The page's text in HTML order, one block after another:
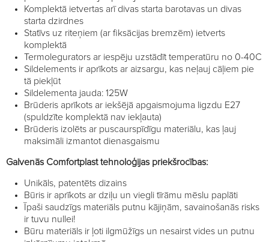
Komplektā ietvertas arī divas starta barotavas un divas
starta dzirdnes
Statīvs uz riteņiem (ar fiksācijas bremzēm) ietverts
komplektā
Termolegurators ar iespēju uzstādīt temperatūru no 0-40C
Sildelements ir aprīkots ar aizsargu, kas neļauj cāļiem pie
tā piekļūt
Sildelementa jauda: 125W
Brūderis aprīkots ar iekšējā apgaismojuma ligzdu E27
(spuldzīte komplektā nav iekļauta)
Brūderis izolēts ar puscaurspīdīgu materiālu, kas ļauj
maksimāli izmantot dienasgaismu
Galvenās Comfortplast tehnoloģijas priekšrocības:
Unikāls, patentēts dizains
Būris ir aprīkots ar dziļu un viegli tīrāmu mēslu paplāti
Īpaši saudzīgs materiāls putnu kājiņām, savainošanās risks
ir tuvu nullei!
Būru materiāls ir ļoti ilgmūžīgs un nesairst vides un putnu